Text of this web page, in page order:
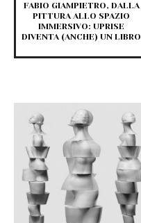
FABIO GIAMPIETRO, DALLA
PITTURA ALLO SPAZIO
IMMERSIVO: UPRISE
DIVENTA (ANCHE) UN LIBRO